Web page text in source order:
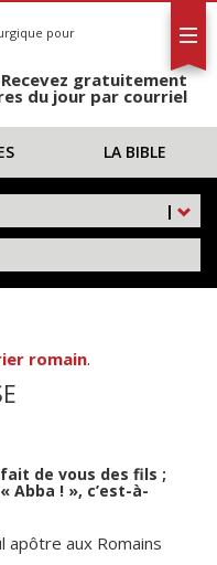
pour
Recevez gratuitement
du jour par courriel
LA BIBLE
|
romain.
de vous des fils ;
Abba ! », c’est-à-
apôtre aux Romains